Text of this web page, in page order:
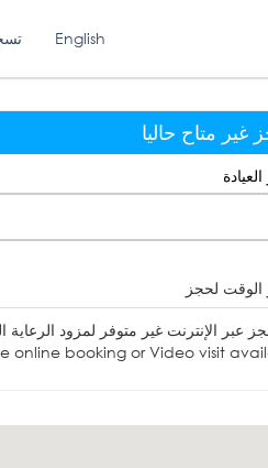
English
غير متاح حاليا
العيادة
الوقت لحجز
عبر الإنترنت غير متوفر لمزود الرعاية الطبية.
online booking or Video visit